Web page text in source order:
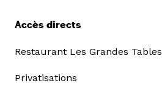
Accès directs
Restaurant Les Grandes Tables
Privatisations